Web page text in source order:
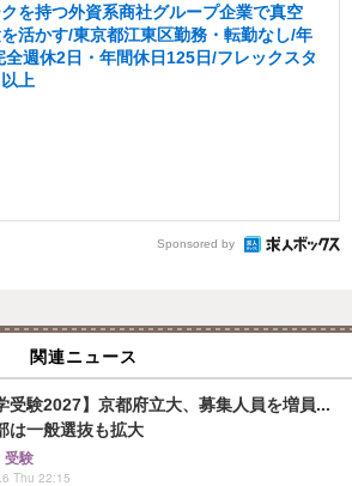
を持つ外資系商社グループ企業で真空
活かす/東京都江東区勤務・転勤なし/年
週休2日・年間休日125日/フレックスタ
上
Sponsored by
関連ニュース
受験2027】京都府立大、募集人員を増員...
は一般選抜も拡大
受験
Thu 22:15